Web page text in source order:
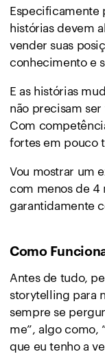
Especificamente
histórias devem
vender suas
conhecimento e
E as histórias
não precisam
Com
fortes em pouco
Vou mostrar um
com menos de 4
garantidamente
Como
Antes de tudo,
storytelling para
sempre se
me”, algo como,
que eu tenho a